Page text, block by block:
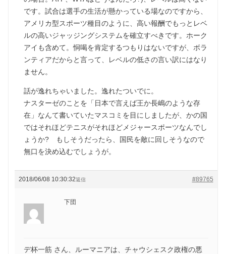
です。試合は選手の生活が懸かっている場なのですから、
アメリカ型スポーツ種目のように、高い報酬でもっとレベ
ルの高いジャッジングシステムを確立すべきです。ホーク
アイも含めて。恫喝を肯定するつもりはないですが、ボラ
ンティアだからと言って、レベルの低さの言い訳にはなり
ません。
話が逸れちゃいました。逸れたついでに。
ナスターゼのことを「日本で言えば王か長嶋のような存
在」なんて書いていたマスコミを目にしましたが、かの国
ではそれほどテニスがそれほどメジャースポーツなんでし
ょうか? もしそうだったら、国民を敵に回しそうなので
無口を決め込むでしょうが。
2018/06/08 10:30:32 #89765
返信
下団
デ杯一筋 さん、ルーマニアは、チャウシェスク政権の悪